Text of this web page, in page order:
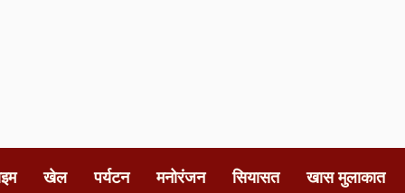
खेल पर्यटन मनोरंजन सियासत खास मुलाकात